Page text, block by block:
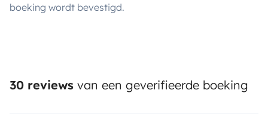
boeking wordt bevestigd.
30 reviews van een geverifieerde boeking